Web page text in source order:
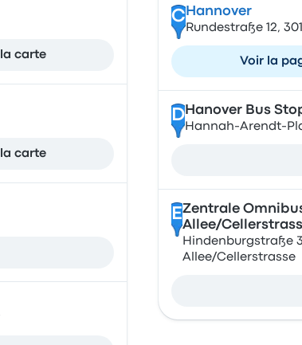
carte
carte
CHannover
Rundestraße 12,
Voir la
DHanover Bus
Hannah-Arendt-
EZentrale
Allee/
Hindenburgstraße
Allee/Cellerstrasse